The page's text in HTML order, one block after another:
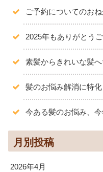
ご予約についてのお
2025年もありがとう
素髪からきれいな髪へ
髪のお悩み解消に特
今ある髪のお悩み、
月別投稿
2026年4月